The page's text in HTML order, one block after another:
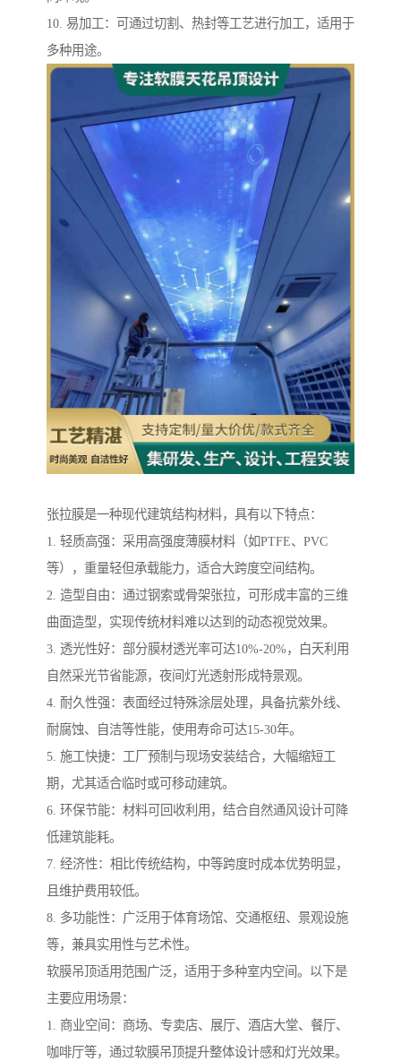
10. 易加工：可通过切割、热封等工艺进行加工，适用于
多种用途。
张拉膜是一种现代建筑结构材料，具有以下特点：
1. 轻质高强：采用高强度薄膜材料（如PTFE、PVC
等），重量轻但承载能力，适合大跨度空间结构。
2. 造型自由：通过钢索或骨架张拉，可形成丰富的三维
曲面造型，实现传统材料难以达到的动态视觉效果。
3. 透光性好：部分膜材透光率可达10%-20%，白天利用
自然采光节省能源，夜间灯光透射形成特景观。
4. 耐久性强：表面经过特殊涂层处理，具备抗紫外线、
耐腐蚀、自洁等性能，使用寿命可达15-30年。
5. 施工快捷：工厂预制与现场安装结合，大幅缩短工
期，尤其适合临时或可移动建筑。
6. 环保节能：材料可回收利用，结合自然通风设计可降
低建筑能耗。
7. 经济性：相比传统结构，中等跨度时成本优势明显，
且维护费用较低。
8. 多功能性：广泛用于体育场馆、交通枢纽、景观设施
等，兼具实用性与艺术性。
软膜吊顶适用范围广泛，适用于多种室内空间。以下是
主要应用场景：
1. 商业空间：商场、专卖店、展厅、酒店大堂、餐厅、
咖啡厅等，通过软膜吊顶提升整体设计感和灯光效果。